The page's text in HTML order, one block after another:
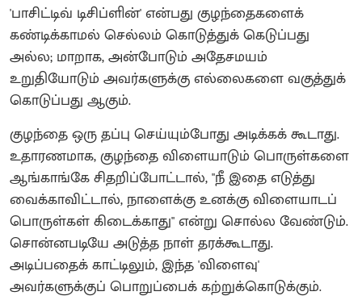
'பாசிட்டிவ் டிசிப்ளின்' என்பது குழந்தைகளைக்
கண்டிக்காமல் செல்லம் கொடுத்துக் கெடுப்பது
அல்ல; மாறாக, அன்போடும் அதேசமயம்
உறுதியோடும் அவர்களுக்கு எல்லைகளை வகுத்துக்
கொடுப்பது ஆகும்.
குழந்தை ஒரு தப்பு செய்யும்போது அடிக்கக் கூடாது.
உதாரணமாக, குழந்தை விளையாடும் பொருள்களை
ஆங்காங்கே சிதறிப்போட்டால், "நீ இதை எடுத்து
வைக்காவிட்டால், நாளைக்கு உனக்கு விளையாடப்
பொருள்கள் கிடைக்காது" என்று சொல்ல வேண்டும்.
சொன்னபடியே அடுத்த நாள் தரக்கூடாது.
அடிப்பதைக் காட்டிலும், இந்த 'விளைவு'
அவர்களுக்குப் பொறுப்பைக் கற்றுக்கொடுக்கும்.